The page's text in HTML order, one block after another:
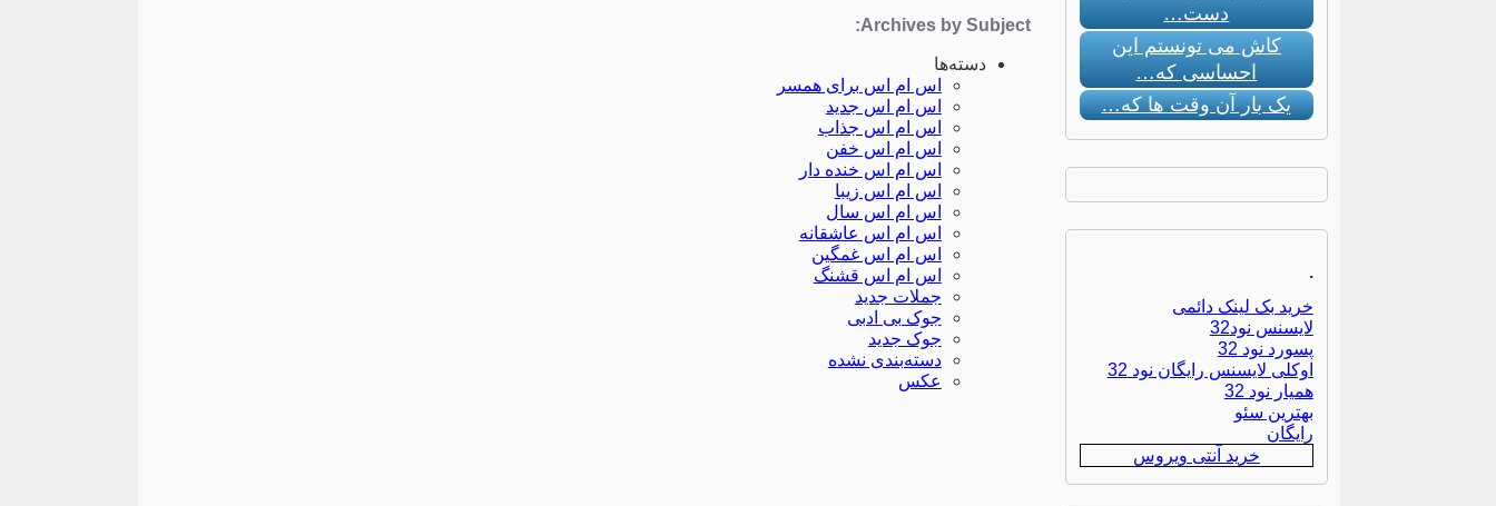
Archives by Subject:
دسته‌ها
اس ام اس برای همسر
اس ام اس جدید
اس ام اس جذاب
اس ام اس خفن
اس ام اس خنده دار
اس ام اس زیبا
اس ام اس سال
اس ام اس عاشقانه
اس ام اس غمگین
اس ام اس قشنگ
جملات جدید
جوک بی ادبی
جوک جدید
دسته‌بندی نشده
عکس
دست…
کاش می تونستم این
احساسی که…
یک بار آن وقت ها که…
.
خرید بک لینک دائمی
لایسنس نود32
پسورد نود 32
اوکلی لایسنس رایگان نود 32
همیار نود 32
بهترین سئو
رایگان
خرید آنتی ویروس